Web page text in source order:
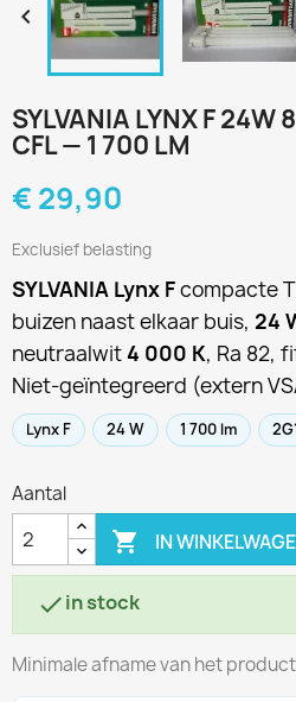

SYLVANIA LYNX F 24W
CFL — 1 700 LM
€ 29,90
Exclusief belasting
SYLVANIA Lynx Fcompacte
buizen naast elkaar buis, 24
neutraalwit4 000 K, Ra 82,
Niet-geïntegreerd (extern
Lynx F 24 W 1 700 lm
Aantal
 IN
in stock
Minimale afname van het